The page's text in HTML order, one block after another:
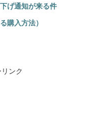
げ通知が来る件
購入方法）
ンク